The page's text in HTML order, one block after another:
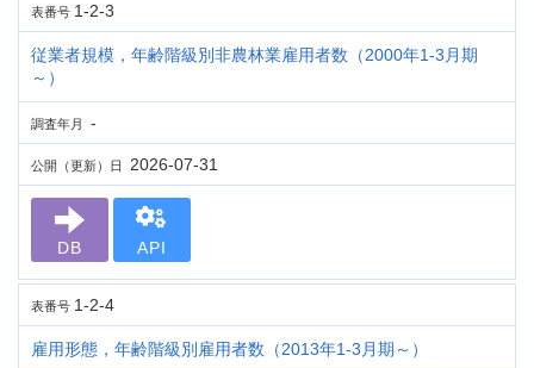
表番号 1-2-3
従業者規模，年齢階級別非農林業雇用者数（2000年1-3月期
～）
調査年月 -
公開（更新）日 2026-07-31
DB API
表番号 1-2-4
雇用形態，年齢階級別雇用者数（2013年1-3月期～）